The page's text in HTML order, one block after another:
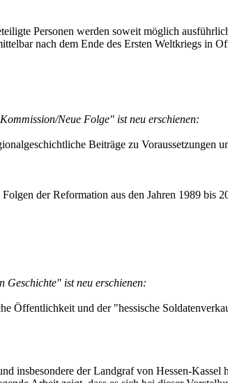
Personen werden soweit möglich
nach dem Ende des Ersten Weltkriegs in
Neue Folge" ist neu erschienen:
Beiträge zu Voraussetzungen
der Reformation aus den Jahren 1989 bis
Geschichte" ist neu erschienen:
Öffentlichkeit und der "hessische
insbesondere der Landgraf von Hessen-